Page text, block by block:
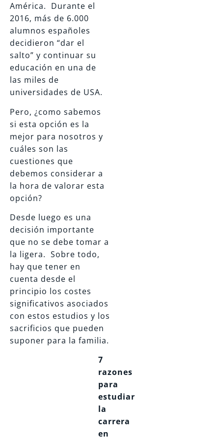
América. Durante el
2016, más de 6.000
alumnos españoles
decidieron “dar el
salto” y continuar su
educación en una de
las miles de
universidades de USA.
Pero, ¿como sabemos
si esta opción es la
mejor para nosotros y
cuáles son las
cuestiones que
debemos considerar a
la hora de valorar esta
opción?
Desde luego es una
decisión importante
que no se debe tomar a
la ligera. Sobre todo,
hay que tener en
cuenta desde el
principio los costes
significativos asociados
con estos estudios y los
sacrificios que pueden
suponer para la familia.
7
razones
para
estudiar
la
carrera
en